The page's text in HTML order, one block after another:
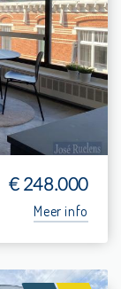
€ 248.000
Meer info